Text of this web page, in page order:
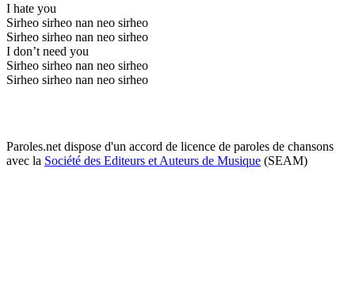
I hate you
Sirheo sirheo nan neo sirheo
Sirheo sirheo nan neo sirheo
I don’t need you
Sirheo sirheo nan neo sirheo
Sirheo sirheo nan neo sirheo
Paroles.net dispose d'un accord de licence de paroles de chansons
avec la Société des Editeurs et Auteurs de Musique (SEAM)